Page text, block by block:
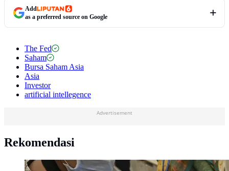
Add
as a preferred source on Google
The Fed
Saham
Bursa Saham Asia
Asia
Investor
artificial intellegence
Advertisement
Rekomendasi